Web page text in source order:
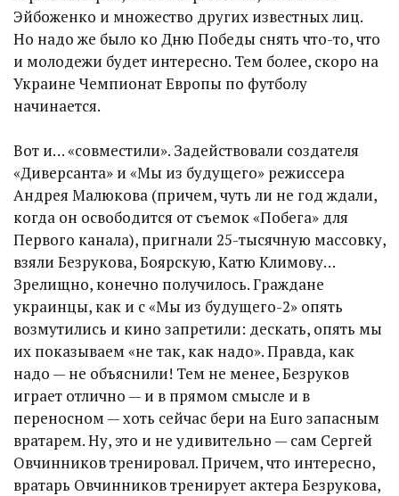
Эйбоженко и множество других известных лиц.
Но надо же было ко Дню Победы снять что-то, что
и молодежи будет интересно. Тем более, скоро на
Украине Чемпионат Европы по футболу
начинается.
Вот и… «совместили». Задействовали создателя
«Диверсанта» и «Мы из будущего» режиссера
Андрея Малюкова (причем, чуть ли не год ждали,
когда он освободится от съемок «Побега» для
Первого канала), пригнали 25-тысячную массовку,
взяли Безрукова, Боярскую, Катю Климову…
Зрелищно, конечно получилось. Граждане
украинцы, как и с «Мы из будущего-2» опять
возмутились и кино запретили: дескать, опять мы
их показываем «не так, как надо». Правда, как
надо — не объяснили! Тем не менее, Безруков
играет отлично — и в прямом смысле и в
переносном — хоть сейчас бери на Euro запасным
вратарем. Ну, это и не удивительно — сам Сергей
Овчинников тренировал. Причем, что интересно,
вратарь Овчинников тренирует актера Безрукова,